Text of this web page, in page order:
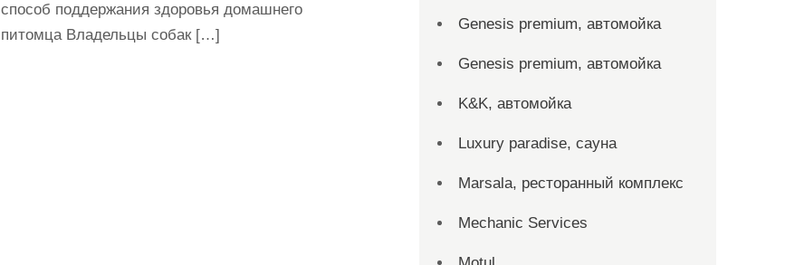
способ поддержания здоровья домашнего
питомца Владельцы собак […]
Genesis premium, автомойка
Genesis premium, автомойка
K&K, автомойка
Luxury paradise, сауна
Marsala, ресторанный комплекс
Mechanic Services